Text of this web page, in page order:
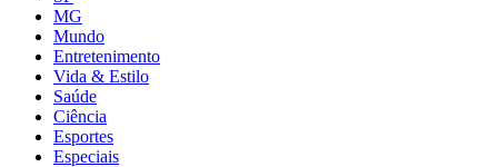
MG
Mundo
Entretenimento
Vida & Estilo
Saúde
Ciência
Esportes
Especiais